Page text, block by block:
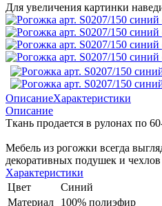
Для увеличения картинки
ОписаниеХарактеристики
Описание
Ткань продается в рулонах по
Мебель из рогожки всегда
декоративных подушек и
Характеристики
Цвет
Синий
Материал
100% полиэфир